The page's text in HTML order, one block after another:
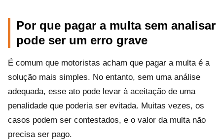
Por que pagar a multa sem analisar
pode ser um erro grave
É comum que motoristas acham que pagar a multa é a
solução mais simples. No entanto, sem uma análise
adequada, esse ato pode levar à aceitação de uma
penalidade que poderia ser evitada. Muitas vezes, os
casos podem ser contestados, e o valor da multa não
precisa ser pago.